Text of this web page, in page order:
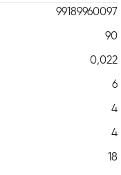
99189960097
90
0,022
6
4
4
18